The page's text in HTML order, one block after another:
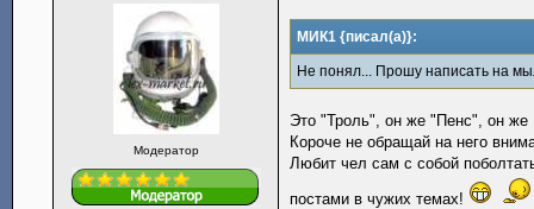
Модератор
МИК1 {писал(а)}:
Не понял... Прошу написать на
Это "Троль", он же "Пенс", он
Короче не обращай на него
Любит чел сам с собой
постами в чужих темах!